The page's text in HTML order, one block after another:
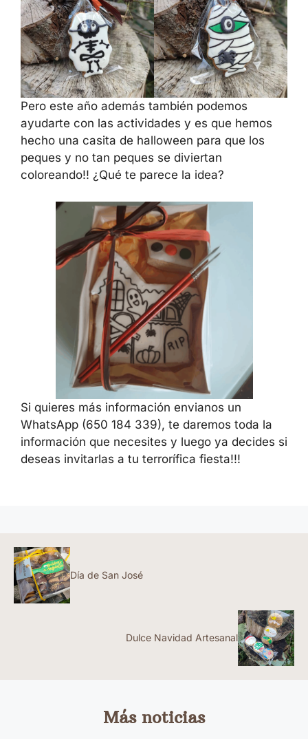
Pero este año además también podemos
ayudarte con las actividades y es que hemos
hecho una casita de halloween para que los
peques y no tan peques se diviertan
coloreando!! ¿Qué te parece la idea?
Si quieres más información envianos un
WhatsApp (650 184 339), te daremos toda la
información que necesites y luego ya decides si
deseas invitarlas a tu terrorífica fiesta!!!
Día de San José
Dulce Navidad Artesanal
Más noticias